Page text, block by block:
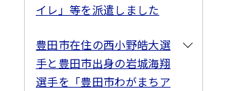
イレ」等を派遣しました
豊田市在住の西小野皓大選
手と豊田市出身の岩城海翔
選手を「豊田市わがまちア